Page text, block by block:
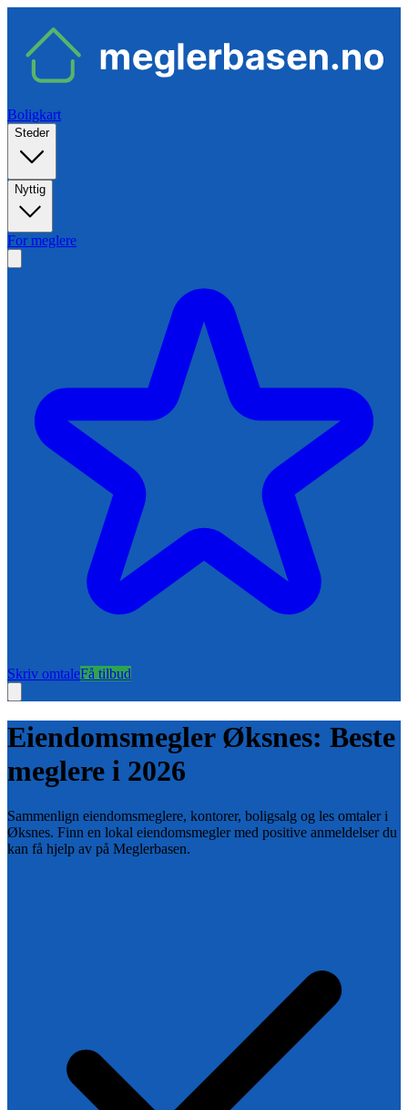
Boligkart
Steder
Nyttig
For meglere
Skriv omtaleFå tilbud
Eiendomsmegler Øksnes: Beste
meglere i 2026
Sammenlign eiendomsmeglere, kontorer, boligsalg og les omtaler i
Øksnes. Finn en lokal eiendomsmegler med positive anmeldelser du
kan få hjelp av på Meglerbasen.